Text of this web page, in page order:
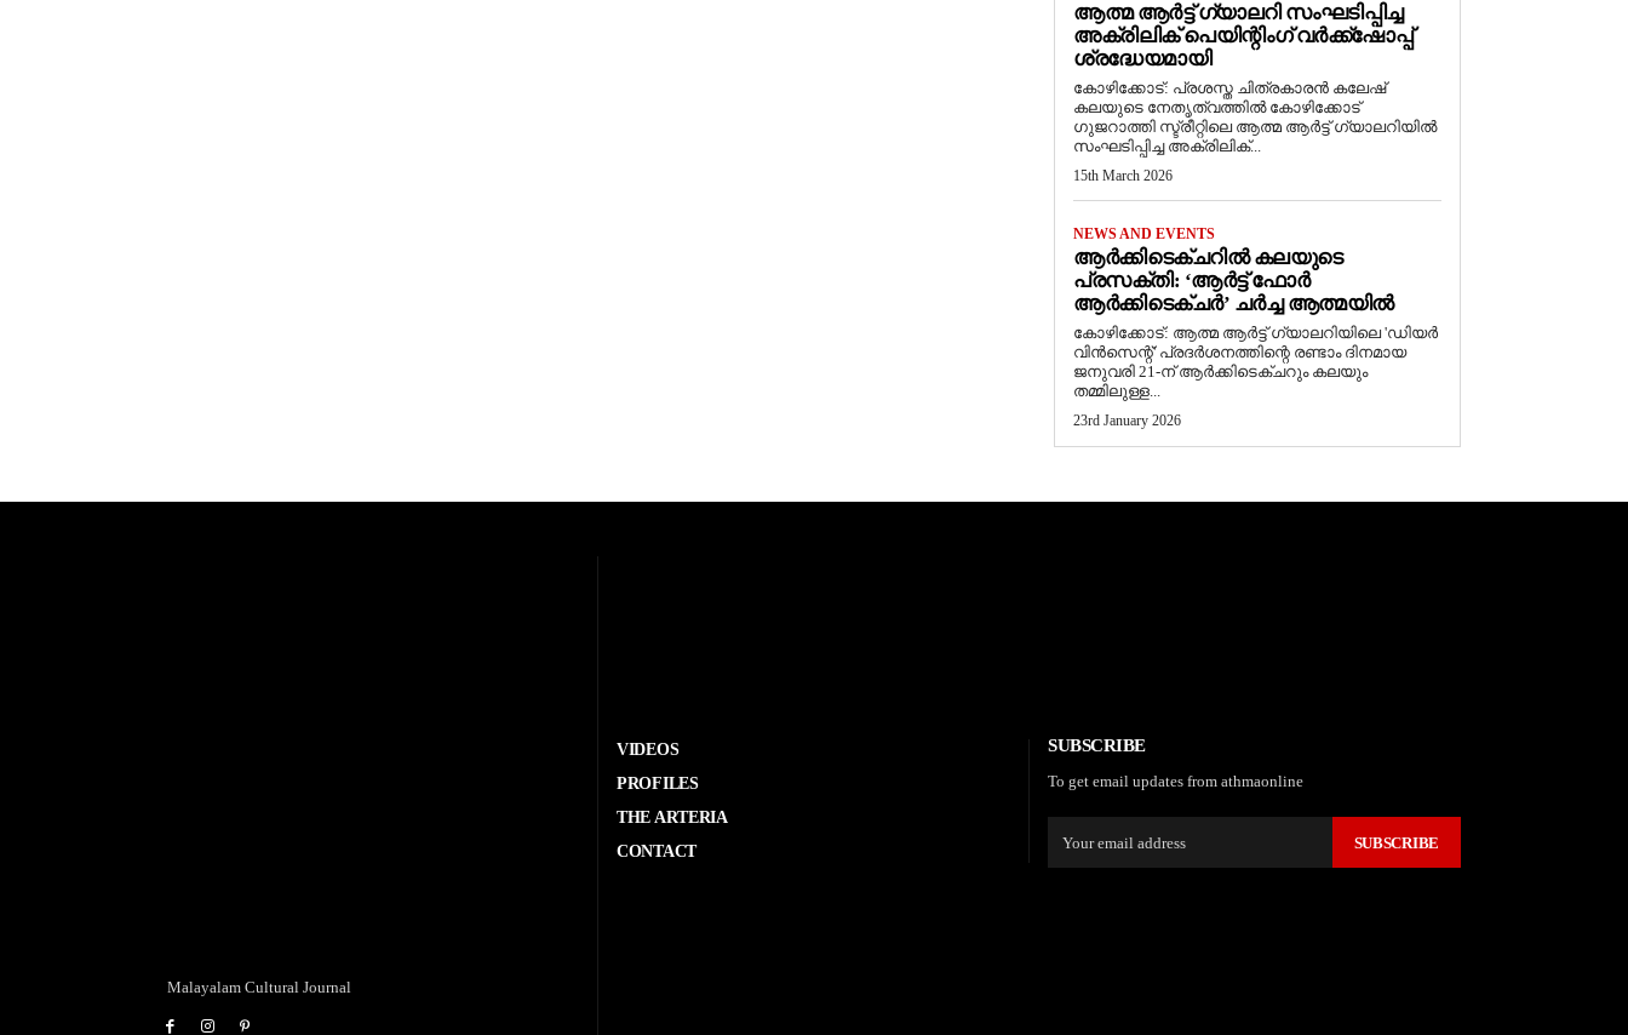
ആത്മ ആർട്ട് ഗ്യാലറി സംഘടിപ്പിച്ച
അക്രിലിക് പെയിന്റിംഗ് വർക്ക്‌ഷോപ്പ്
ശ്രദ്ധേയമായി
കോഴിക്കോട്: പ്രശസ്ത ചിത്രകാരൻ കലേഷ്
കലയുടെ നേതൃത്വത്തിൽ കോഴിക്കോട്
ഗുജറാത്തി സ്ട്രീറ്റിലെ ആത്മ ആർട്ട് ഗ്യാലറിയിൽ
സംഘടിപ്പിച്ച അക്രിലിക്...
15th March 2026
NEWS AND EVENTS
ആർക്കിടെക്ചറിൽ കലയുടെ
പ്രസക്തി: ‘ആർട്ട് ഫോർ
ആർക്കിടെക്ചർ’ ചർച്ച ആത്മയിൽ
​കോഴിക്കോട്: ആത്മ ആർട്ട് ഗ്യാലറിയിലെ 'ഡിയർ
വിൻസെന്റ്' പ്രദർശനത്തിന്റെ രണ്ടാം ദിനമായ
ജനുവരി 21-ന് ആർക്കിടെക്ചറും കലയും
തമ്മിലുള്ള...
23rd January 2026
Malayalam Cultural Journal
VIDEOS
PROFILES
THE ARTERIA
CONTACT
SUBSCRIBE
To get email updates from athmaonline
SUBSCRIBE